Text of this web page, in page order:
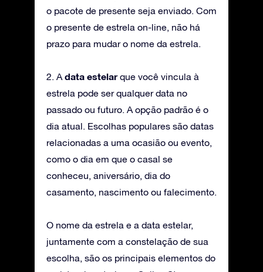
o pacote de presente seja enviado. Com
o presente de estrela on-line, não há
prazo para mudar o nome da estrela.
2. A data estelarque você vincula à
estrela pode ser qualquer data no
passado ou futuro. A opção padrão é o
dia atual. Escolhas populares são datas
relacionadas a uma ocasião ou evento,
como o dia em que o casal se
conheceu, aniversário, dia do
casamento, nascimento ou falecimento.
O nome da estrela e a data estelar,
juntamente com a constelação de sua
escolha, são os principais elementos do